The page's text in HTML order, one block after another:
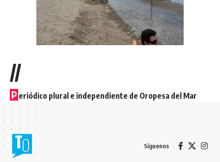
//
P eriódico plural e independiente de Oropesa del Mar
Síguenos